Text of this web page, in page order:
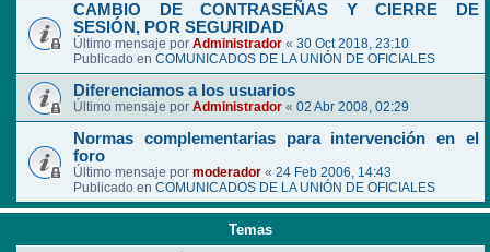
CAMBIO DE CONTRASEÑAS Y CIERRE DE
SESIÓN, POR SEGURIDAD
Último mensaje por Administrador « 30 Oct 2018, 23:10
Publicado en COMUNICADOS DE LA UNIÓN DE OFICIALES
Diferenciamos a los usuarios
Último mensaje por Administrador « 02 Abr 2008, 02:29
Normas complementarias para intervención en el
foro
Último mensaje por moderador « 24 Feb 2006, 14:43
Publicado en COMUNICADOS DE LA UNIÓN DE OFICIALES
Temas